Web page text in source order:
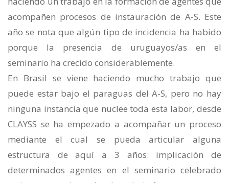
acompañen procesos de instauración de A-S. Este
año se nota que algún tipo de incidencia ha habido
porque la presencia de uruguayos/as en el
seminario ha crecido considerablemente.
En Brasil se viene haciendo mucho trabajo que
puede estar bajo el paraguas del A-S, pero no hay
ninguna instancia que nuclee toda esta labor, desde
CLAYSS se ha empezado a acompañar un proceso
mediante el cual se pueda articular alguna
estructura de aquí a 3 años: implicación de
determinados agentes en el seminario celebrado